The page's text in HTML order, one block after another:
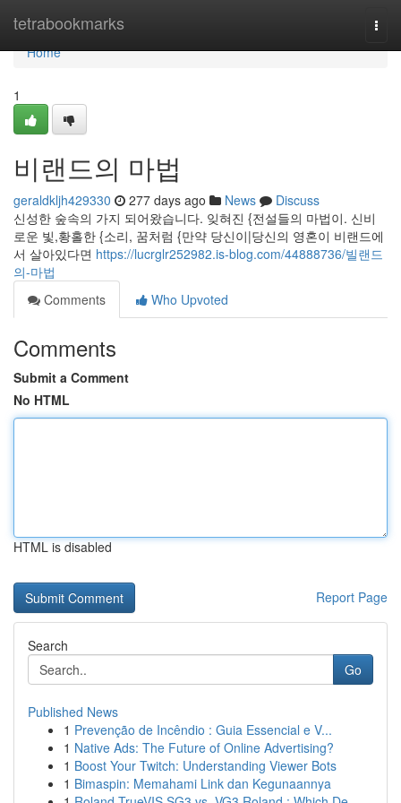
tetrabookmarks
Home
Home
1
비랜드의 마법
geraldkljh429330 277 days ago News
Discuss
신성한 숲속의 가지 되어왔습니다. 잊혀진 {전설들의 마법이. 신비
로운 빛,황홀한 {소리, 꿈처럼 {만약 당신이|당신의 영혼이 비랜드에
서 살아있다면 https://lucrglr252982.is-blog.com/44888736/빌랜드
의-마법
Comments
Who Upvoted
Comments
Submit a Comment
No HTML
HTML is disabled
Report Page
Search
Go
Published News
1 Prevenção de Incêndio : Guia Essencial e V...
1 Native Ads: The Future of Online Advertising?
1 Boost Your Twitch: Understanding Viewer Bots
1 Bimaspin: Memahami Link dan Kegunaannya